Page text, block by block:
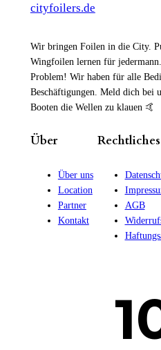
cityfoilers.de
Wir bringen Foilen in die City.
Wingfoilen lernen für
Problem! Wir haben für alle
Beschäftigungen. Meld dich bei
Booten die Wellen zu klauen 🤙
Über
Über uns
Location
Partner
Kontakt
Rechtliches
AGB